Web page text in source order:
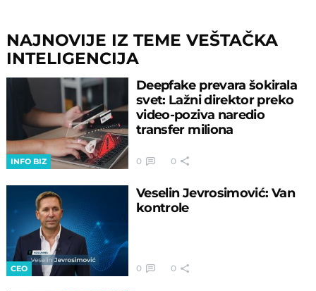
NAJNOVIJE IZ TEME VEŠTAČKA
INTELIGENCIJA
INFO BIZ
Deepfake prevara šokirala
svet: Lažni direktor preko
video-poziva naredio
transfer miliona
0 0
CEO
Veselin Jevrosimović: Van
kontrole
0 0